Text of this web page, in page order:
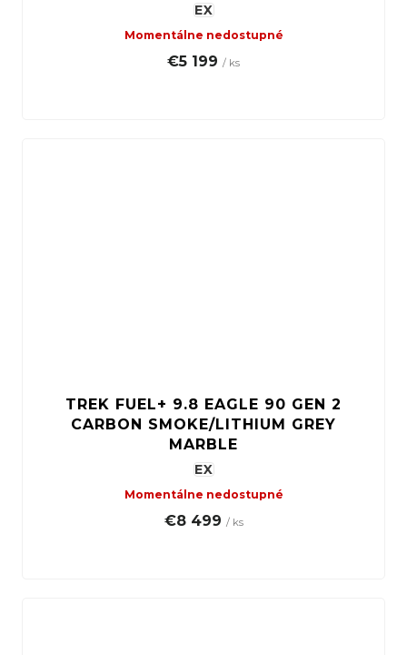
EX
Momentálne nedostupné
€5 199 / ks
TREK FUEL+ 9.8 EAGLE 90 GEN 2
CARBON SMOKE/LITHIUM GREY
MARBLE
EX
Momentálne nedostupné
€8 499 / ks